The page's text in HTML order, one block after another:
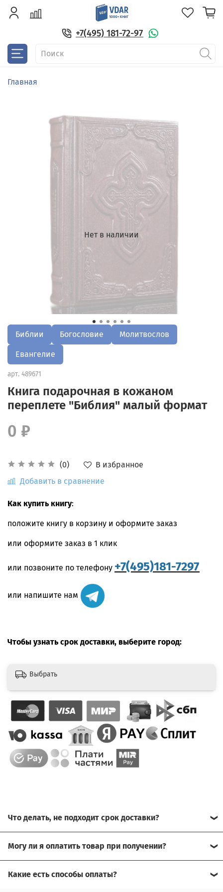
+7(495) 181-72-97
Главная
Нет в наличии
Библии Богословие Молитвослов
Евангелие
арт. 489671
Книга подарочная в кожаном
переплете "Библия" малый формат
(0)
В избранное
Добавить в сравнение
0 ₽
Как купить книгу:
положите книгу в корзину и оформите заказ
или оформите заказ в 1 клик
или позвоните по телефону +7(495)181-7297
или напишите нам
Чтобы узнать срок доставки, выберите город:
Выбрать
помочь.